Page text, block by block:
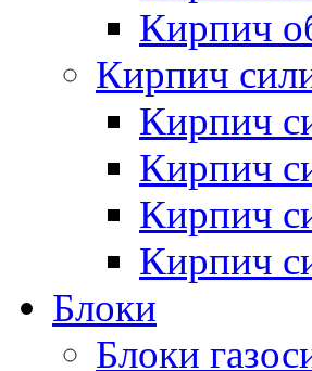
Кирпич
Кирпич
Кирпич
Кирпич
Кирпич
Кирпич
Блоки
Блоки